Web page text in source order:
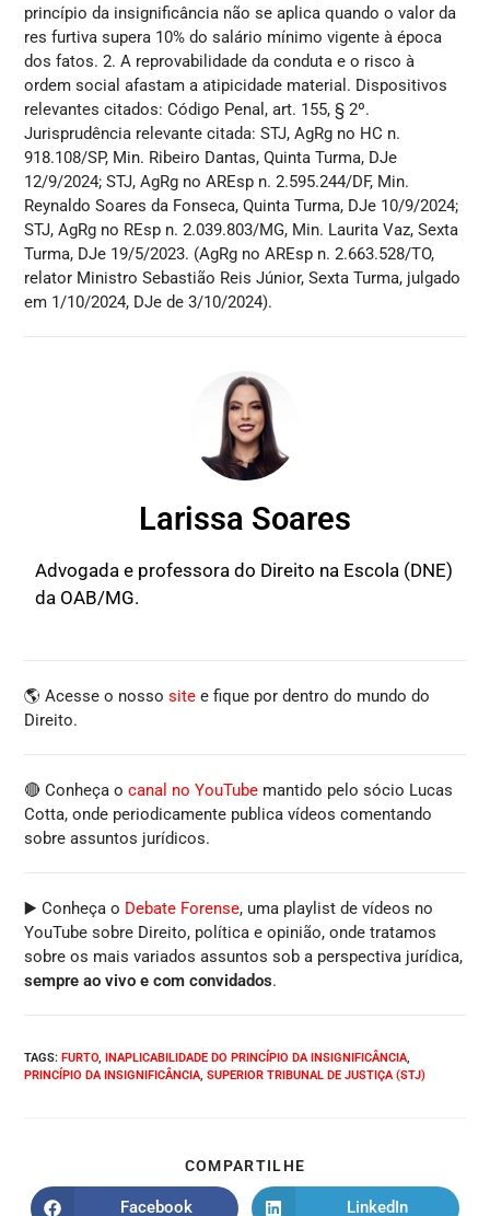
princípio da insignificância não se aplica quando o valor da
res furtiva supera 10% do salário mínimo vigente à época
dos fatos. 2. A reprovabilidade da conduta e o risco à
ordem social afastam a atipicidade material. Dispositivos
relevantes citados: Código Penal, art. 155, § 2º.
Jurisprudência relevante citada: STJ, AgRg no HC n.
918.108/SP, Min. Ribeiro Dantas, Quinta Turma, DJe
12/9/2024; STJ, AgRg no AREsp n. 2.595.244/DF, Min.
Reynaldo Soares da Fonseca, Quinta Turma, DJe 10/9/2024;
STJ, AgRg no REsp n. 2.039.803/MG, Min. Laurita Vaz, Sexta
Turma, DJe 19/5/2023. (AgRg no AREsp n. 2.663.528/TO,
relator Ministro Sebastião Reis Júnior, Sexta Turma, julgado
em 1/10/2024, DJe de 3/10/2024).
Larissa Soares
Advogada e professora do Direito na Escola (DNE)
da OAB/MG.
🌎 Acesse o nossosite e fique por dentro do mundo do
Direito.
🔴 Conheça ocanal no YouTube mantido pelo sócio Lucas
Cotta, onde periodicamente publica vídeos comentando
sobre assuntos jurídicos.
▶️ Conheça o Debate Forense, uma playlist de vídeos no
YouTube sobre Direito, política e opinião, onde tratamos
sobre os mais variados assuntos sob a perspectiva jurídica,
sempre ao vivo e com convidados.
TAGS:FURTO INAPLICABILIDADE DO PRINCÍPIO DA INSIGNIFICÂNCIA
PRINCÍPIO DA INSIGNIFICÂNCIA SUPERIOR TRIBUNAL DE JUSTIÇA (STJ)
COMPARTILHE
Facebook LinkedIn